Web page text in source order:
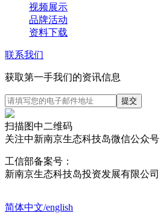
视频展示
品牌活动
资料下载
联系我们
获取第一手我们的资讯信息
扫描图中二维码
关注中新南京生态科技岛微信公众号
工信部备案号：
新南京生态科技岛投资发展有限公司
简体中文/english